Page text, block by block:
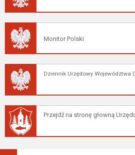
Monitor Polski
Dziennik Urzędowy Województwa
Przejdź na stronę głowną